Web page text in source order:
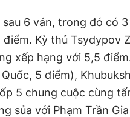
sau 6 ván, trong đó có
điểm. Kỳ thủ Tsydypov
xếp hạng với 5,5
5 điểm),
5 chung cuộc cùng
sủa với Phạm Trần